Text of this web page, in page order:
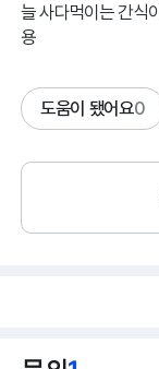
늘 사다먹이는 간식
용
도움이 됐어요0